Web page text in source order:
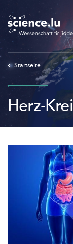
main
content
Startseite
Herz-